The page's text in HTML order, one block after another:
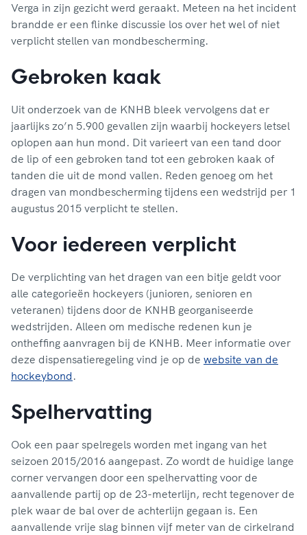
Verga in zijn gezicht werd geraakt. Meteen na het incident
brandde er een flinke discussie los over het wel of niet
verplicht stellen van mondbescherming.
Gebroken kaak
Uit onderzoek van de KNHB bleek vervolgens dat er
jaarlijks zo’n 5.900 gevallen zijn waarbij hockeyers letsel
oplopen aan hun mond. Dit varieert van een tand door
de lip of een gebroken tand tot een gebroken kaak of
tanden die uit de mond vallen. Reden genoeg om het
dragen van mondbescherming tijdens een wedstrijd per 1
augustus 2015 verplicht te stellen.
Voor iedereen verplicht
De verplichting van het dragen van een bitje geldt voor
alle categorieën hockeyers (junioren, senioren en
veteranen) tijdens door de KNHB georganiseerde
wedstrijden. Alleen om medische redenen kun je
ontheffing aanvragen bij de KNHB. Meer informatie over
deze dispensatieregeling vind je op de website van de
hockeybond .
Spelhervatting
Ook een paar spelregels worden met ingang van het
seizoen 2015/2016 aangepast. Zo wordt de huidige lange
corner vervangen door een spelhervatting voor de
aanvallende partij op de 23-meterlijn, recht tegenover de
plek waar de bal over de achterlijn gegaan is. Een
aanvallende vrije slag binnen vijf meter van de cirkelrand